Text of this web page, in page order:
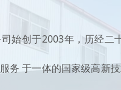
创于2003年，历经二
务 于一体的国家级高新